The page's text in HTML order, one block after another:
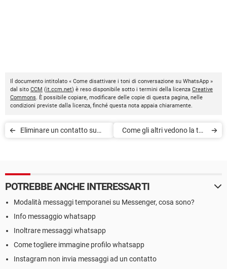
Il documento intitolato « Come disattivare i toni di conversazione su WhatsApp »
dal sito CCM (it.ccm.net) è reso disponibile sotto i termini della licenza Creative
Commons. È possibile copiare, modificare delle copie di questa pagina, nelle
condizioni previste dalla licenza, finché questa nota appaia chiaramente.
Eliminare un contatto su
Come gli altri vedono la tua
POTREBBE ANCHE INTERESSARTI
Modalità messaggi temporanei su Messenger, cosa sono?
Info messaggio whatsapp
Inoltrare messaggi whatsapp
Come togliere immagine profilo whatsapp
Instagram non invia messaggi ad un contatto